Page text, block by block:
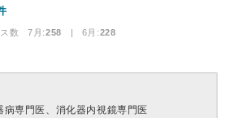
ス数 7月:258 | 6月:228
病専門医、消化器内視鏡専門医